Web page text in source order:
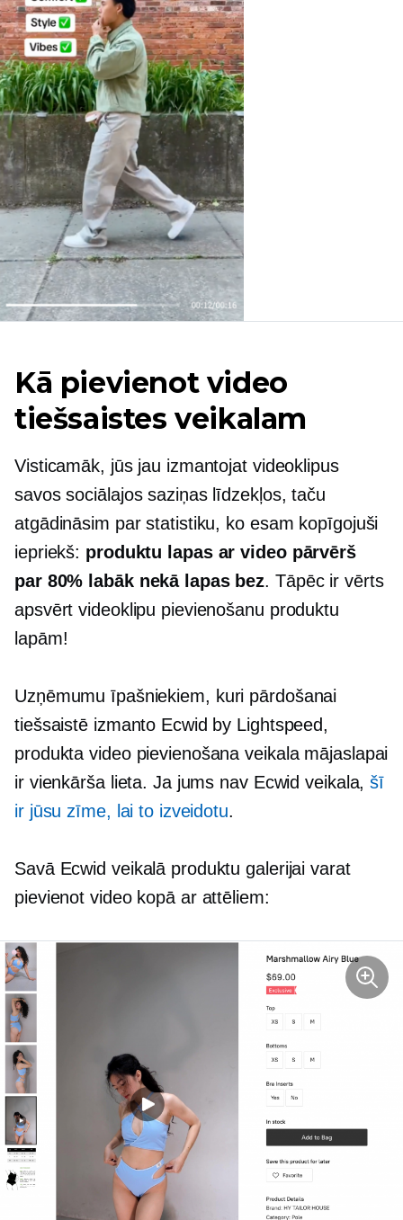
Kā pievienot video
tiešsaistes veikalam
Visticamāk, jūs jau izmantojat videoklipus
savos sociālajos saziņas līdzekļos, taču
atgādināsim par statistiku, ko esam kopīgojuši
iepriekš: produktu lapas ar video pārvērš
par 80% labāk nekā lapas bez. Tāpēc ir vērts
apsvērt videoklipu pievienošanu produktu
lapām!
Uzņēmumu īpašniekiem, kuri pārdošanai
tiešsaistē izmanto Ecwid by Lightspeed,
produkta video pievienošana veikala mājaslapai
ir vienkārša lieta. Ja jums nav Ecwid veikala,šī
ir jūsu zīme, lai to izveidotu.
Savā Ecwid veikalā produktu galerijai varat
pievienot video kopā ar attēliem: